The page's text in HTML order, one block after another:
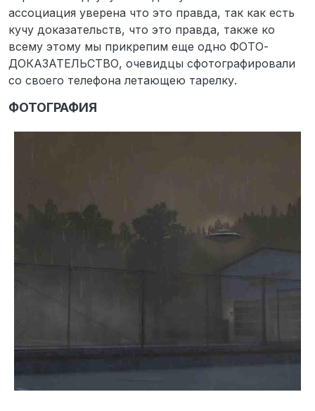
ассоциация уверена что это правда, так как есть
кучу доказательств, что это правда, также ко
всему этому мы прикрепим еще одно ФОТО-
ДОКАЗАТЕЛЬСТВО, очевидцы сфотографировали
со своего телефона летающею тарелку.
ФОТОГРАФИЯ